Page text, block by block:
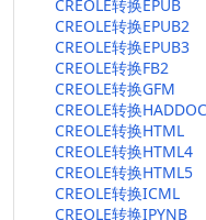
CREOLE转换EPUB
CREOLE转换EPUB2
CREOLE转换EPUB3
CREOLE转换FB2
CREOLE转换GFM
CREOLE转换
CREOLE转换HTML
CREOLE转换HTML4
CREOLE转换HTML5
CREOLE转换ICML
CREOLE转换IPYNB